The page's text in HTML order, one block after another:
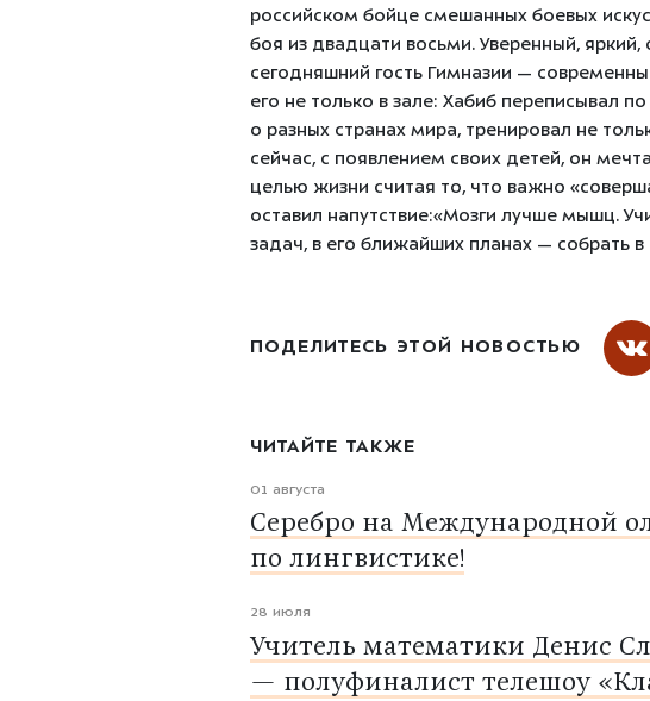
российском бойце смешанных боевых
боя из двадцати восьми. Уверенный,
сегодняшний гость Гимназии —
его не только в зале: Хабиб переписывал
о разных странах мира, тренировал не
сейчас, с появлением своих детей, он
целью жизни считая то, что важно
оставил напутствие:«Мозги лучше мышц.
задач, в его ближайших планах — собрать
ПОДЕЛИТЕСЬ ЭТОЙ НОВОСТЬЮ
ЧИТАЙТЕ ТАКЖЕ
01 августа
Серебро на Международной
по лингвистике!
28 июля
Учитель математики Денис
— полуфиналист телешоу